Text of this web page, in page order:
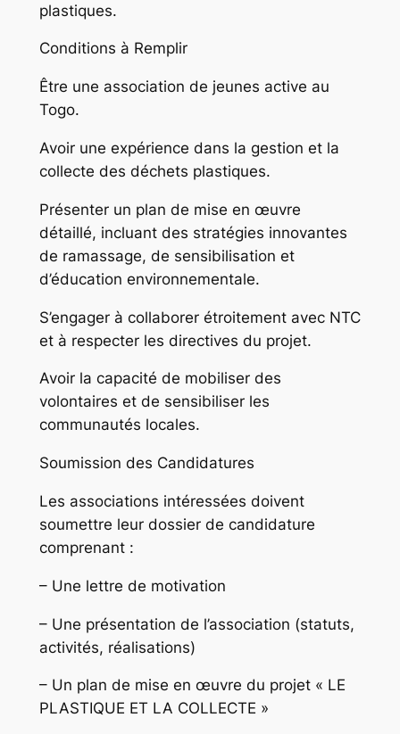
plastiques.
Conditions à Remplir
Être une association de jeunes active au
Togo.
Avoir une expérience dans la gestion et la
collecte des déchets plastiques.
Présenter un plan de mise en œuvre
détaillé, incluant des stratégies innovantes
de ramassage, de sensibilisation et
d’éducation environnementale.
S’engager à collaborer étroitement avec NTC
et à respecter les directives du projet.
Avoir la capacité de mobiliser des
volontaires et de sensibiliser les
communautés locales.
Soumission des Candidatures
Les associations intéressées doivent
soumettre leur dossier de candidature
comprenant :
– Une lettre de motivation
– Une présentation de l’association (statuts,
activités, réalisations)
– Un plan de mise en œuvre du projet « LE
PLASTIQUE ET LA COLLECTE »